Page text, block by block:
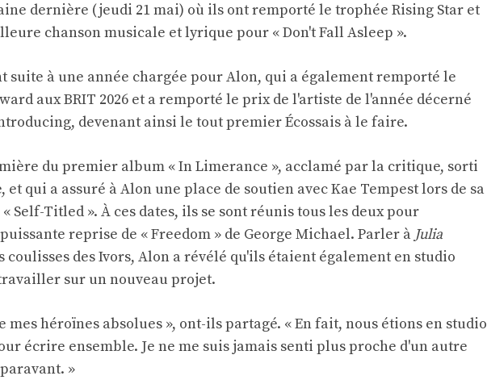
dernière (jeudi 21 mai) où ils ont remporté le trophée Rising Star et
chanson musicale et lyrique pour « Don't Fall Asleep ».
suite à une année chargée pour Alon, qui a également remporté le
aux BRIT 2026 et a remporté le prix de l'artiste de l'année décerné
devenant ainsi le tout premier Écossais à le faire.
du premier album « In Limerance », acclamé par la critique, sorti
qui a assuré à Alon une place de soutien avec Kae Tempest lors de sa
Self-Titled ». À ces dates, ils se sont réunis tous les deux pour
reprise de « Freedom » de George Michael. Parler à Julia
coulisses des Ivors, Alon a révélé qu'ils étaient également en studio
sur un nouveau projet.
mes héroïnes absolues », ont-ils partagé. « En fait, nous étions en studio
écrire ensemble. Je ne me suis jamais senti plus proche d'un autre
»